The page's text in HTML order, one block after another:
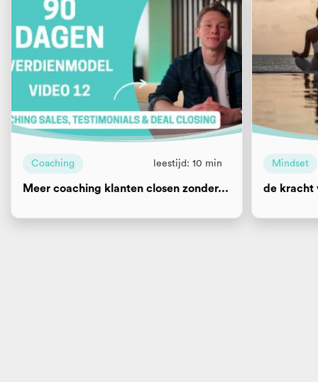
Coaching leestijd: 10 min
Meer coaching klanten closen zonder...
Mindset
de kracht